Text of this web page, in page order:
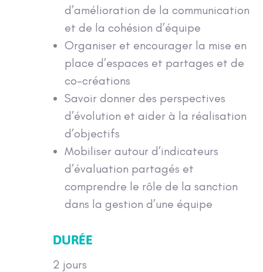
d’amélioration de la communication
et de la cohésion d’équipe
Organiser et encourager la mise en
place d’espaces et partages et de
co-créations
Savoir donner des perspectives
d’évolution et aider à la réalisation
d’objectifs
Mobiliser autour d’indicateurs
d’évaluation partagés et
comprendre le rôle de la sanction
dans la gestion d’une équipe
DURÉE
2 jours